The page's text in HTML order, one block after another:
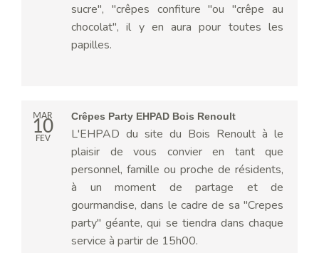
sucre", "crêpes confiture "ou "crêpe au
chocolat", il y en aura pour toutes les
papilles.
MAR
10
FEV
Crêpes Party EHPAD Bois Renoult
L'EHPAD du site du Bois Renoult à le
plaisir de vous convier en tant que
personnel, famille ou proche de résidents,
à un moment de partage et de
gourmandise, dans le cadre de sa "Crepes
party" géante, qui se tiendra dans chaque
service à partir de 15h00.